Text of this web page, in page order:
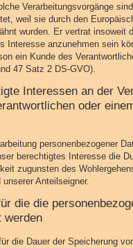
Verarbeitungsvorgänge
weil sie durch den
wurden. Er vertrat insoweit
Interesse anzunehmen sein
ein Kunde des
47 Satz 2 DS-GVO).
Interessen an der
oder
personenbezogener
berechtigtes Interesse die
zugunsten des
unserer Anteilseigner.
die die
werden
die Dauer der Speicherung